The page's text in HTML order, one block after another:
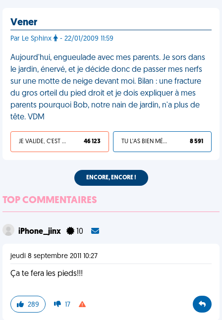
Vener
Par Le Sphinx - 22/01/2009 11:59
Aujourd'hui, engueulade avec mes parents. Je sors dans
le jardin, énervé, et je décide donc de passer mes nerfs
sur une motte de neige devant moi. Bilan : une fracture
du gros orteil du pied droit et je dois expliquer à mes
parents pourquoi Bob, notre nain de jardin, n'a plus de
tête. VDM
JE VALIDE, C'EST UNE VDM 46 123 TU L'AS BIEN MÉRITÉ 8 591
ENCORE, ENCORE !
TOP COMMENTAIRES
iPhone_jinx 10
jeudi 8 septembre 2011 10:27
Ça te fera les pieds!!!
289 17